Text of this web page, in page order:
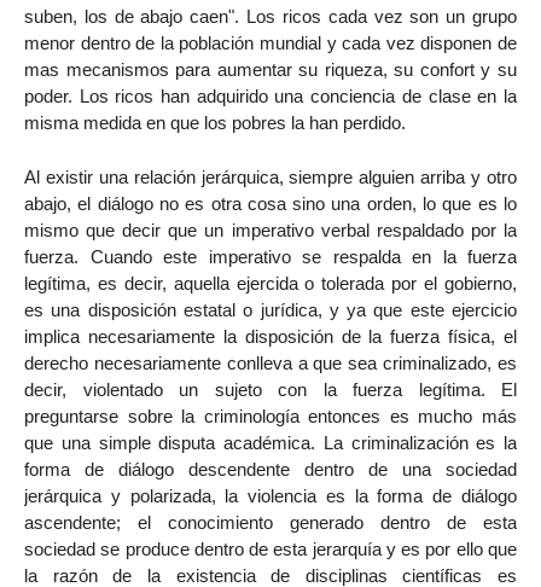
suben, los de abajo caen". Los ricos cada vez son un grupo
menor dentro de la población mundial y cada vez disponen de
mas mecanismos para aumentar su riqueza, su confort y su
poder. Los ricos han adquirido una conciencia de clase en la
misma medida en que los pobres la han perdido.
Al existir una relación jerárquica, siempre alguien arriba y otro
abajo, el diálogo no es otra cosa sino una orden, lo que es lo
mismo que decir que un imperativo verbal respaldado por la
fuerza. Cuando este imperativo se respalda en la fuerza
legítima, es decir, aquella ejercida o tolerada por el gobierno,
es una disposición estatal o jurídica, y ya que este ejercicio
implica necesariamente la disposición de la fuerza física, el
derecho necesariamente conlleva a que sea criminalizado, es
decir, violentado un sujeto con la fuerza legítima. El
preguntarse sobre la criminología entonces es mucho más
que una simple disputa académica. La criminalización es la
forma de diálogo descendente dentro de una sociedad
jerárquica y polarizada, la violencia es la forma de diálogo
ascendente; el conocimiento generado dentro de esta
sociedad se produce dentro de esta jerarquía y es por ello que
la razón de la existencia de disciplinas científicas es